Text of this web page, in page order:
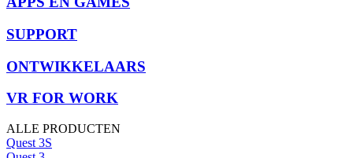
SUPPORT
ONTWIKKELAARS
VR FOR WORK
ALLE PRODUCTEN
Quest 3S